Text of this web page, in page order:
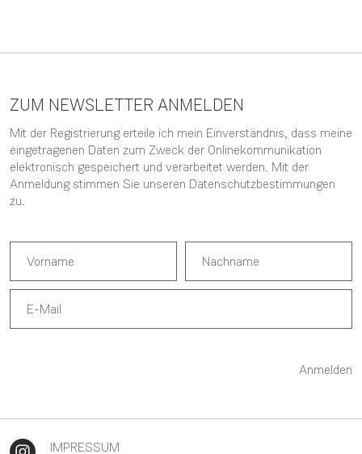
ZUM NEWSLETTER ANMELDEN
Mit der Registrierung erteile ich mein Einverständnis, dass meine
eingetragenen Daten zum Zweck der Onlinekommunikation
elektronisch gespeichert und verarbeitet werden. Mit der
Anmeldung stimmen Sie unseren Datenschutzbestimmungen
zu.
Anmelden
IMPRESSUM